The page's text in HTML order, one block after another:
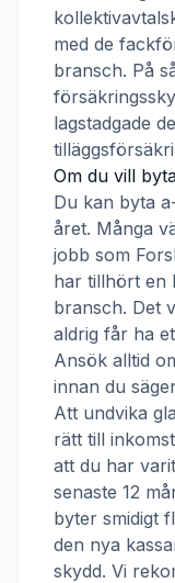
med de
bransch. På
lagstadgade
Om du vill
Du kan byta
året. Många
jobb som
har tillhört en
bransch. Det
aldrig får ha
Ansök alltid
innan du
Att undvika
rätt till
att du har
senaste 12
byter smidigt
den nya
skydd. Vi